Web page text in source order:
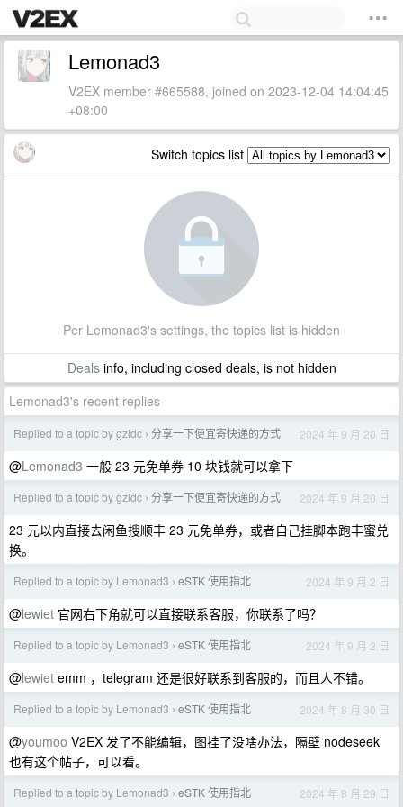
Lemonad3
V2EX member #665588, joined on 2023-12-04 14:04:45
+08:00
Switch topics list
Per Lemonad3's settings, the topics list is hidden
Dealsinfo, including closed deals, is not hidden
Lemonad3's recent replies
Replied to a topic by gzldc › 分享一下便宜寄快递的方式 2024 年 9 月 20 日
@Lemonad3 一般 23 元免单券 10 块钱就可以拿下
Replied to a topic by gzldc › 分享一下便宜寄快递的方式 2024 年 9 月 20 日
23 元以内直接去闲鱼搜顺丰 23 元免单券，或者自己挂脚本跑丰蜜兑
换。
Replied to a topic by Lemonad3 › eSTK 使用指北 2024 年 9 月 2 日
@lewiet 官网右下角就可以直接联系客服，你联系了吗？
Replied to a topic by Lemonad3 › eSTK 使用指北 2024 年 9 月 2 日
@lewiet emm ，telegram 还是很好联系到客服的，而且人不错。
Replied to a topic by Lemonad3 › eSTK 使用指北 2024 年 8 月 30 日
@youmoo V2EX 发了不能编辑，图挂了没啥办法，隔壁 nodeseek
也有这个帖子，可以看。
Replied to a topic by Lemonad3 › eSTK 使用指北 2024 年 8 月 29 日